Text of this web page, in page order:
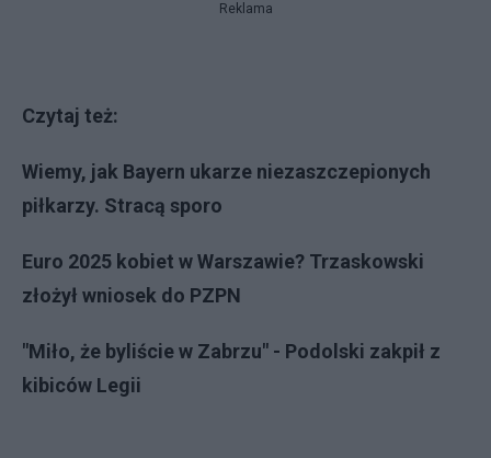
Reklama
Czytaj też:
Wiemy, jak Bayern ukarze niezaszczepionych
piłkarzy. Stracą sporo
Euro 2025 kobiet w Warszawie? Trzaskowski
złożył wniosek do PZPN
"Miło, że byliście w Zabrzu" - Podolski zakpił z
kibiców Legii